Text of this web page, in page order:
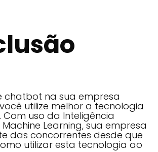
chatbot na sua empresa
utilize melhor a tecnologia
uso da Inteligência
Learning, sua empresa
das concorrentes desde que
utilizar esta tecnologia ao